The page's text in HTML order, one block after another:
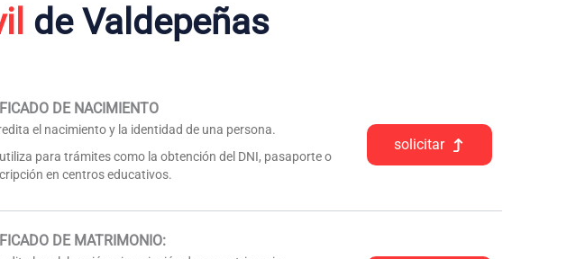
de Valdepeñas
DE NACIMIENTO
el nacimiento y la identidad de una persona.
para trámites como la obtención del DNI, pasaporte o
en centros educativos.
solicitar
DE MATRIMONIO: